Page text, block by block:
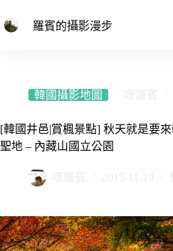
至
羅賓的攝影漫步
韓國攝影地圖
[韓國井邑|賞楓景點] 秋天就是要
聖地 – 內藏山國立公園